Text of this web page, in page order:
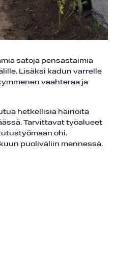
satoja pensastaimia
Lisäksi kadun varrelle
vaahteraa ja
hetkellisiä häiriöitä
Tarvittavat työalueet
ohi.
puoliväliin mennessä.